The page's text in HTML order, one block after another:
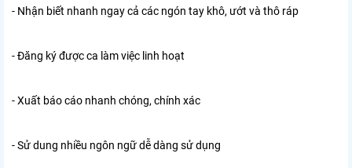
- Nhận biết nhanh ngay cả các ngón tay khô, ướt và thô ráp
- Đăng ký được ca làm việc linh hoạt
- Xuất báo cáo nhanh chóng, chính xác
- Sử dung nhiều ngôn ngữ dễ dàng sử dụng